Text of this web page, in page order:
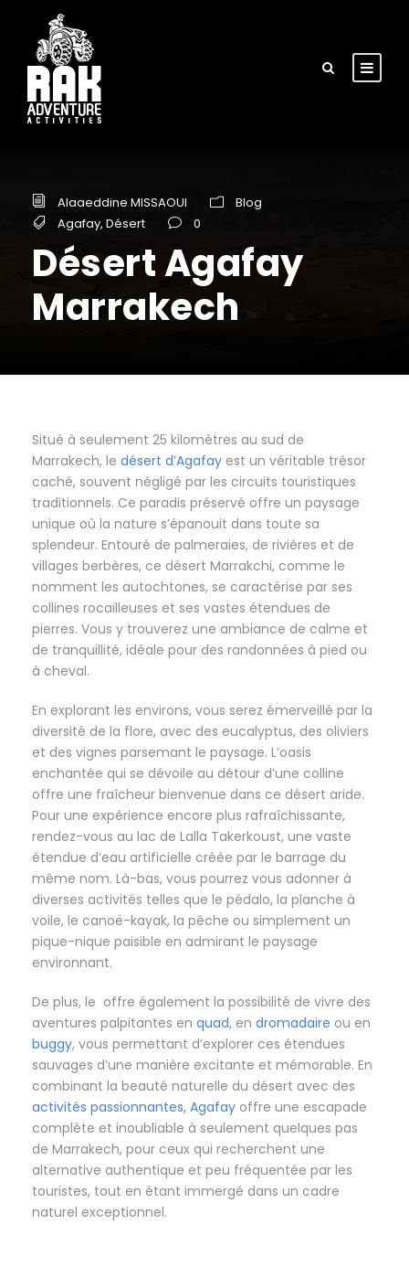
Alaaeddine MISSAOUI
Blog
Agafay, Désert 0
Désert Agafay
Marrakech
Situé à seulement 25 kilomètres au sud de
Marrakech, le désert d’Agafay est un véritable trésor
caché, souvent négligé par les circuits touristiques
traditionnels. Ce paradis préservé offre un paysage
unique où la nature s’épanouit dans toute sa
splendeur. Entouré de palmeraies, de rivières et de
villages berbères, ce désert Marrakchi, comme le
nomment les autochtones, se caractérise par ses
collines rocailleuses et ses vastes étendues de
pierres. Vous y trouverez une ambiance de calme et
de tranquillité, idéale pour des randonnées à pied ou
à cheval.
En explorant les environs, vous serez émerveillé par la
diversité de la flore, avec des eucalyptus, des oliviers
et des vignes parsemant le paysage. L’oasis
enchantée qui se dévoile au détour d’une colline
offre une fraîcheur bienvenue dans ce désert aride.
Pour une expérience encore plus rafraîchissante,
rendez-vous au lac de Lalla Takerkoust, une vaste
étendue d’eau artificielle créée par le barrage du
même nom. Là-bas, vous pourrez vous adonner à
diverses activités telles que le pédalo, la planche à
voile, le canoë-kayak, la pêche ou simplement un
pique-nique paisible en admirant le paysage
environnant.
De plus, le offre également la possibilité de vivre des
aventures palpitantes en quad, en dromadaire ou en
buggy, vous permettant d’explorer ces étendues
sauvages d’une manière excitante et mémorable. En
combinant la beauté naturelle du désert avec des
activités passionnantes, Agafay offre une escapade
complète et inoubliable à seulement quelques pas
de Marrakech, pour ceux qui recherchent une
alternative authentique et peu fréquentée par les
touristes, tout en étant immergé dans un cadre
naturel exceptionnel.